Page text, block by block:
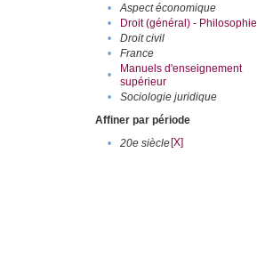
•
Aspect économique
•
Droit (général) - Philosophie
•
Droit civil
•
France
•
Manuels d'enseignement
supérieur
• Sociologie juridique
Affiner par période
•
20e siècle[X]